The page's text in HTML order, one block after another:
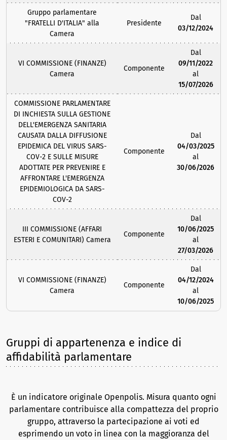
Gruppo parlamentare
"FRATELLI D'ITALIA" alla
Camera
Presidente
Dal
03/12/2024
VI COMMISSIONE (FINANZE)
Camera
Componente
Dal
09/11/2022
al
15/07/2026
COMMISSIONE PARLAMENTARE
DI INCHIESTA SULLA GESTIONE
DELL'EMERGENZA SANITARIA
CAUSATA DALLA DIFFUSIONE
EPIDEMICA DEL VIRUS SARS-
COV-2 E SULLE MISURE
ADOTTATE PER PREVENIRE E
AFFRONTARE L'EMERGENZA
EPIDEMIOLOGICA DA SARS-
COV-2
Componente
Dal
04/03/2025
al
30/06/2026
III COMMISSIONE (AFFARI
ESTERI E COMUNITARI) Camera
Componente
Dal
10/06/2025
al
27/03/2026
VI COMMISSIONE (FINANZE)
Camera
Componente
Dal
04/12/2024
al
10/06/2025
Gruppi di appartenenza e indice di
affidabilità parlamentare
È un indicatore originale Openpolis. Misura quanto ogni
parlamentare contribuisce alla compattezza del proprio
gruppo, attraverso la partecipazione ai voti ed
esprimendo un voto in linea con la maggioranza del